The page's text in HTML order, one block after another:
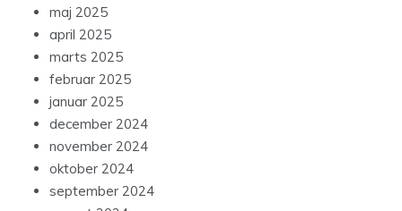
maj 2025
april 2025
marts 2025
februar 2025
januar 2025
december 2024
november 2024
oktober 2024
september 2024